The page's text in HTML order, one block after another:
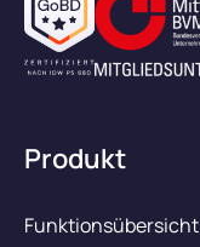
Produkt
Funktionsübersicht